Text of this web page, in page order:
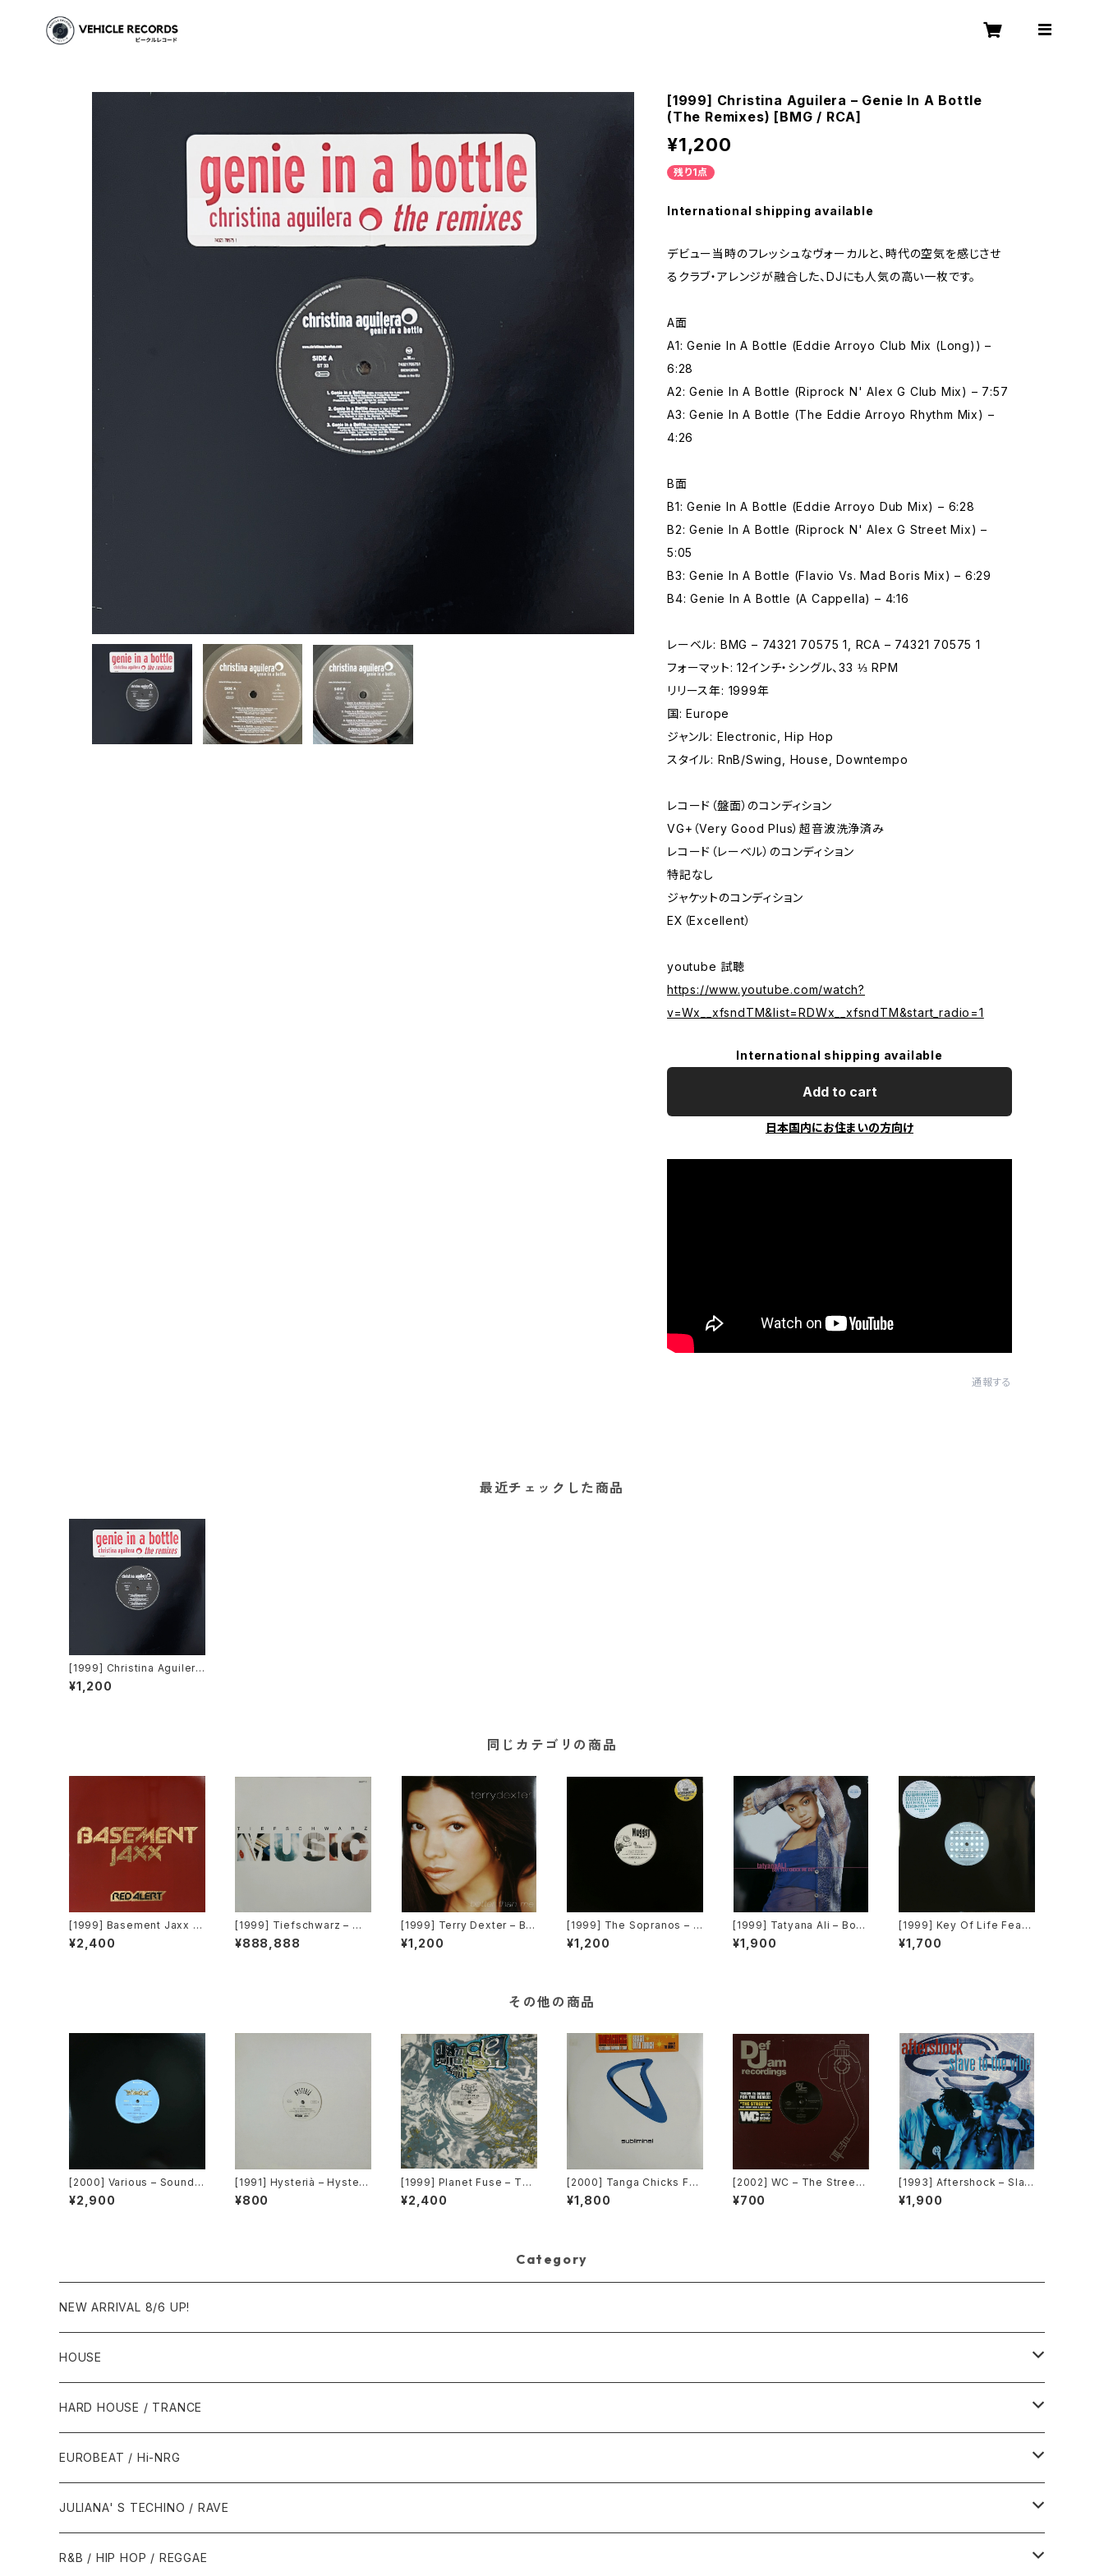
[1999] Christina Aguilera – Genie In A Bottle
(The Remixes) [BMG / RCA]
¥1,200
残り1点
International shipping available
デビュー当時のフレッシュなヴォーカルと、時代の空気を感じさせ
るクラブ・アレンジが融合した、DJにも人気の高い一枚です。
A面
A1: Genie In A Bottle (Eddie Arroyo Club Mix (Long)) –
6:28
A2: Genie In A Bottle (Riprock N' Alex G Club Mix) – 7:57
A3: Genie In A Bottle (The Eddie Arroyo Rhythm Mix) –
4:26
B面
B1: Genie In A Bottle (Eddie Arroyo Dub Mix) – 6:28
B2: Genie In A Bottle (Riprock N' Alex G Street Mix) –
5:05
B3: Genie In A Bottle (Flavio Vs. Mad Boris Mix) – 6:29
B4: Genie In A Bottle (A Cappella) – 4:16
レーベル: BMG – 74321 70575 1, RCA – 74321 70575 1
フォーマット: 12インチ・シングル、33 ⅓ RPM
リリース年: 1999年
国: Europe
ジャンル: Electronic, Hip Hop
スタイル: RnB/Swing, House, Downtempo
レコード（盤面）のコンディション
VG+（Very Good Plus）超音波洗浄済み
レコード（レーベル）のコンディション
特記なし
ジャケットのコンディション
EX（Excellent）
youtube 試聴
https://www.youtube.com/watch?
v=Wx__xfsndTM&list=RDWx__xfsndTM&start_radio=1
International shipping available
Add to cart
日本国内にお住まいの方向け
通報する
最近チェックした商品
[1999] Christina Aguilera
– Genie In A Bottle (The
Remixes) [BMG / RCA]
¥1,200
同じカテゴリの商品
[1999] Basement Jaxx –
Red Alert [XL Recording
s, Atlantic Jaxx]
¥2,400
[1999] Tiefschwarz – Mu
sic (Part 2) [Benztown Re
cords]
¥888,888
[1999] Terry Dexter – Bet
ter Than Me [Warner Bro
s. Records][在庫B]
¥1,200
[1999] The Sopranos – U
ntitled [Muggsy Record
s]
¥1,200
[1999] Tatyana Ali – Boy
You Knock Me Out [Epic]
¥1,900
[1999] Key Of Life Featu
ring Alison Limerick – Thi
s Love / Tender Illusion
¥1,700
その他の商品
[2000] Various – Sound F
actory Y&Co. / Back To T
he "Disco" 〜私もDiscoへ
¥2,900
[1991] Hysterià – Hysteri
a (There's No Reason To
Be Disturbed) [T.A.O.B. D
¥800
[1999] Planet Fuse – The
Real Face [Dance Polluti
on]
¥2,400
[2000] Tanga Chicks Fea
turing Dimitri & Tom – Bra
sil Over Zurich [Sublimin
¥1,800
[2002] WC – The Streets
(Remix) [Def Jam Recor
dings][PROMO]
¥700
[1993] Aftershock – Slav
e To The Vibe [Virgin]
¥1,900
Category
NEW ARRIVAL 8/6 UP!
HOUSE
1980年代
1987年・以前
1988年
1990年代
1990年
1991年
2000年代
2000年
2010年代
HARD HOUSE / TRANCE
1990年代
1994年・以前
1995年
2000年代
2000年
EUROBEAT / Hi-NRG
1980年代
1986年・以前
1990年代
JULIANA' S TECHINO / RAVE
1990年代
R&B / HIP HOP / REGGAE